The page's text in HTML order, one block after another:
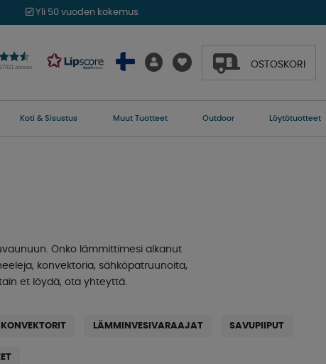
Yli 50 vuoden kokemus
ääneen OSTOSKORI
Koti & Sisustus Muut Tuotteet Outdoor Löytötuotteet
Onko lämmittimesi alkanut
konvektoria, sähköpatruunoita,
et löydä, ota yhteyttä.
KONVEKTORIT LÄMMINVESIVARAAJAT SAVUPIIPUT